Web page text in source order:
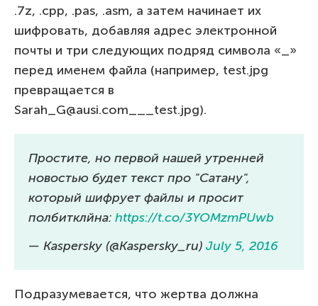
.7z, .cpp, .pas, .asm, а затем начинает их
шифровать, добавляя адрес электронной
почты и три следующих подряд символа «_»
перед именем файла (например, test.jpg
превращается в
Sarah_G@ausi.com___test.jpg).
Простите, но первой нашей утренней
новостью будет текст про "Сатану",
который шифрует файлы и просит
полбитклйна: https://t.co/3YOMzmPUwb
— Kaspersky (@Kaspersky_ru) July 5, 2016
Подразумевается, что жертва должна